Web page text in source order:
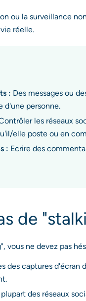
ou la surveillance
réelle.
: Des messages ou
d'une personne.
les réseaux
elle poste ou en
: Ecrire des
de
vous ne devez pas
des captures d'écran
plupart des réseaux